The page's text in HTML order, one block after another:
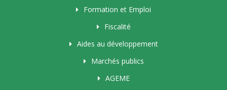
Formation et Emploi
Fiscalité
Aides au développement
Marchés publics
AGEME